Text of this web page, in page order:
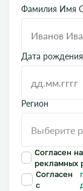
Фамилия Имя
Дата рождения
Регион
Согласен
рекламных
Согласен
с